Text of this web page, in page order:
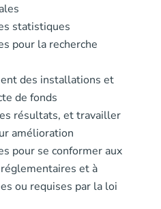
statistiques
pour la recherche
des installations et
de fonds
résultats, et travailler
amélioration
pour se conformer aux
et à
ou requises par la loi